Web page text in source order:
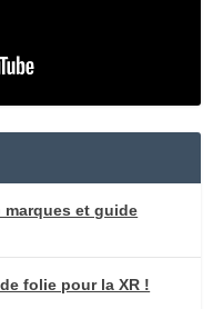
marques et guide
folie pour la XR !